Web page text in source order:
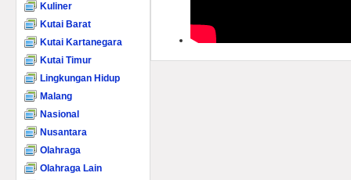
Kuliner
Kutai Barat
Kutai Kartanegara
Kutai Timur
Lingkungan Hidup
Malang
Nasional
Nusantara
Olahraga
Olahraga Lain